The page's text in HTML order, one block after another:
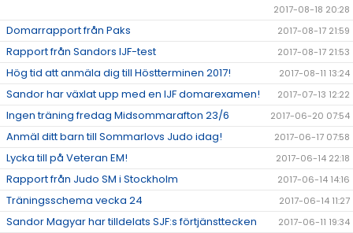
2017-08-18 20:28
Domarrapport från Paks 2017-08-17 21:59
Rapport från Sandors IJF-test 2017-08-17 21:53
Hög tid att anmäla dig till Höstterminen 2017! 2017-08-11 13:24
Sandor har växlat upp med en IJF domarexamen! 2017-07-13 12:22
Ingen träning fredag Midsommarafton 23/6 2017-06-20 07:54
Anmäl ditt barn till Sommarlovs Judo idag! 2017-06-17 07:58
Lycka till på Veteran EM! 2017-06-14 22:18
Rapport från Judo SM i Stockholm 2017-06-14 14:16
Träningsschema vecka 24 2017-06-14 11:27
Sandor Magyar har tilldelats SJF:s förtjänsttecken 2017-06-11 19:34